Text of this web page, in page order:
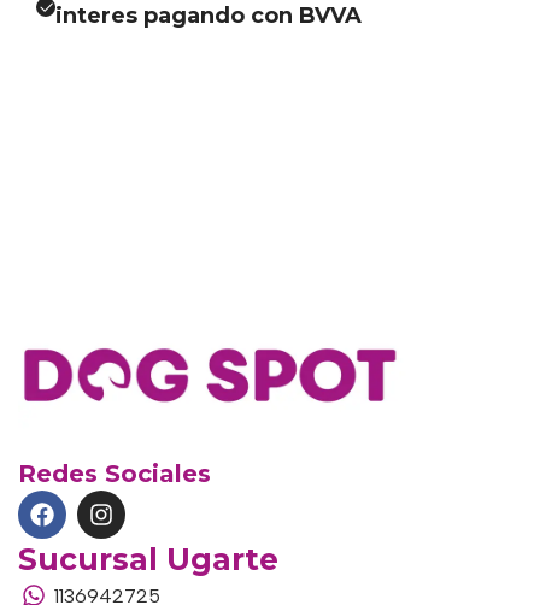
interes pagando con BVVA
Redes Sociales
Sucursal Ugarte
1136942725